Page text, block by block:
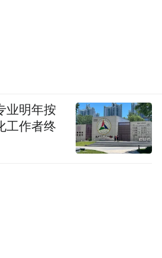
业明年按
工作者终